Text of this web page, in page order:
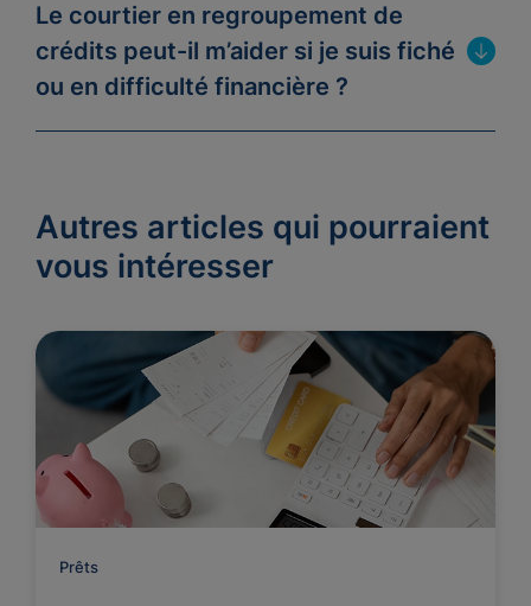
Le courtier en regroupement de
crédits peut-il m’aider si je suis fiché
ou en difficulté financière ?
Autres articles qui pourraient
vous intéresser
Prêts